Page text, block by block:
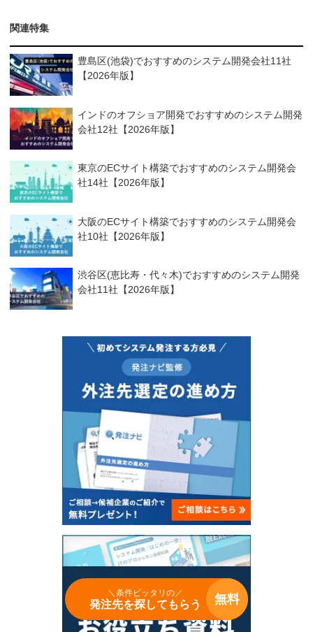
関連特集
豊島区(池袋)でおすすめのシステム開発会社11社
【2026年版】
インドのオフショア開発でおすすめのシステム開発
会社12社【2026年版】
東京のECサイト構築でおすすめのシステム開発会
社14社【2026年版】
大阪のECサイト構築でおすすめのシステム開発会
社10社【2026年版】
渋谷区(恵比寿・代々木)でおすすめのシステム開発
会社11社【2026年版】
＼条件ピッタリの／
発注先を探してもらう 無料